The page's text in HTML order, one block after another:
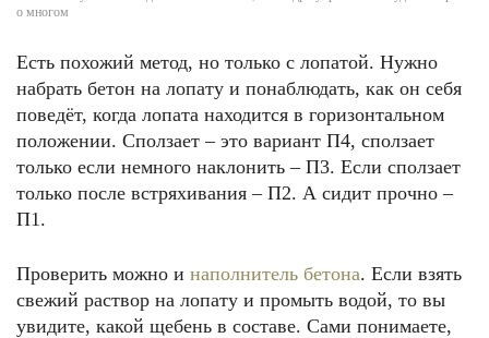
о многом
Есть похожий метод, но только с лопатой. Нужно
набрать бетон на лопату и понаблюдать, как он себя
поведёт, когда лопата находится в горизонтальном
положении. Сползает – это вариант П4, сползает
только если немного наклонить – П3. Если сползает
только после встряхивания – П2. А сидит прочно –
П1.
Проверить можно и наполнитель бетона. Если взять
свежий раствор на лопату и промыть водой, то вы
увидите, какой щебень в составе. Сами понимаете,